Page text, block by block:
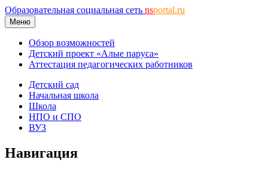
Образовательная социальная сеть nsportal.ru
Меню
Обзор возможностей
Детский проект «Алые паруса»
Аттестация педагогических работников
Детский сад
Начальная школа
Школа
НПО и СПО
ВУЗ
Навигация